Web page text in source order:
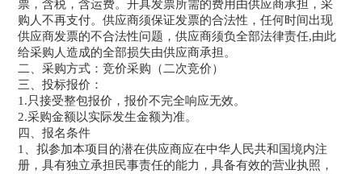
票，含税，含运费。开具发票所需的费用由供应商承担，采
购人不再支付。供应商须保证发票的合法性，任何时间出现
供应商发票的不合法性问题，供应商须负全部法律责任,由此
给采购人造成的全部损失由供应商承担。
二、采购方式：竞价采购（二次竞价）
三、投标报价：
1.只接受整包报价，报价不完全响应无效。
2.采购金额以实际发生金额为准。
四、报名条件
1、拟参加本项目的潜在供应商应在中华人民共和国境内注
册，具有独立承担民事责任的能力，具备有效的营业执照，